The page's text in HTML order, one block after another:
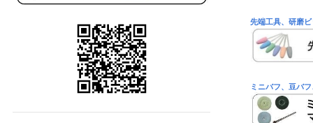
先端工具、研磨ビ
ミニバフ、豆バ